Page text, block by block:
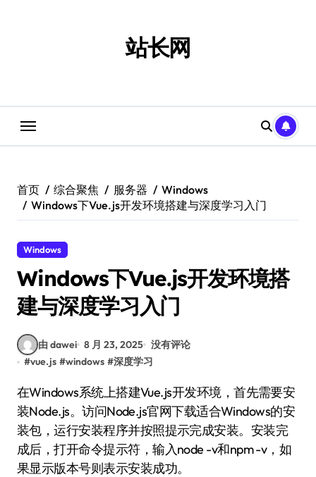
站长网
首页 综合聚焦 服务器
Windows
Windows下Vue.js开发环境搭建与深度学习入门
Windows
Windows下Vue.js开发环境搭
建与深度学习入门
由 dawei 8 月 23, 2025 没有评论
#vue.js #windows #深度学习
在Windows系统上搭建Vue.js开发环境，首先需要安
装Node.js。访问Node.js官网下载适合Windows的安
装包，运行安装程序并按照提示完成安装。安装完
成后，打开命令提示符，输入node -v和npm -v，如
果显示版本号则表示安装成功。